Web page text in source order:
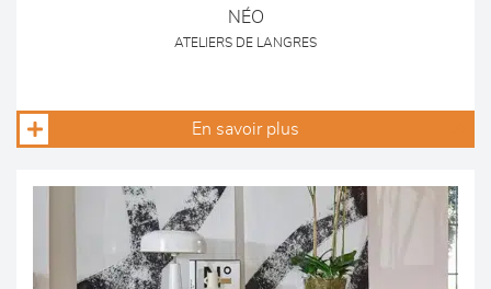
NÉO
ATELIERS DE LANGRES
En savoir plus